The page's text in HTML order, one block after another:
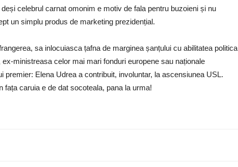
celebrul carnat omonim e motiv de fala pentru buzoieni și nu
un simplu produs de marketing prezidențial.
sa inlocuiasca țafna de marginea șanțului cu abilitatea politica
ministreasa celor mai mari fonduri europene sau naționale
premier: Elena Udrea a contribuit, involuntar, la ascensiunea USL.
fața caruia e de dat socoteala, pana la urma!